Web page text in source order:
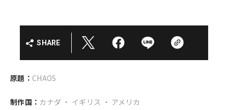
SHARE
原題： CHAOS
制作国： カナダ ・ イギリス ・ アメリカ